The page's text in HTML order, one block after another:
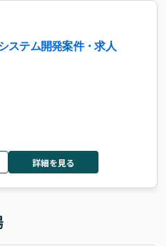
ステム開発案件・求人
詳細を見る